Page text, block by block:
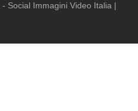
- Social Immagini Video Italia |